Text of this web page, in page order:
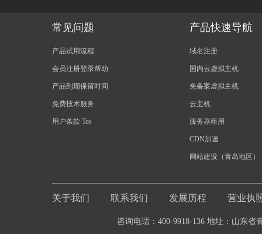
常见问题
产品试用流程
会员注册登录帮助
产品到期保留时间
免费技术服务
用户条款 Tos
产品快速导航
域名注册
国内云虚拟主机
免备案虚拟主机
云主机
服务器租用
CDN加速
网站建设（青岛地区）
关于我们 联系我们 发展历程 营业执
咨询电话：400-9918-136 地址：山东省